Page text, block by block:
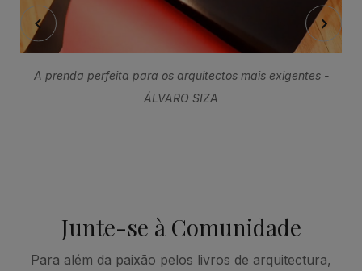
A prenda perfeita para os arquitectos mais exigentes -
ÁLVARO SIZA
Junte-se à Comunidade
Para além da paixão pelos livros de arquitectura,